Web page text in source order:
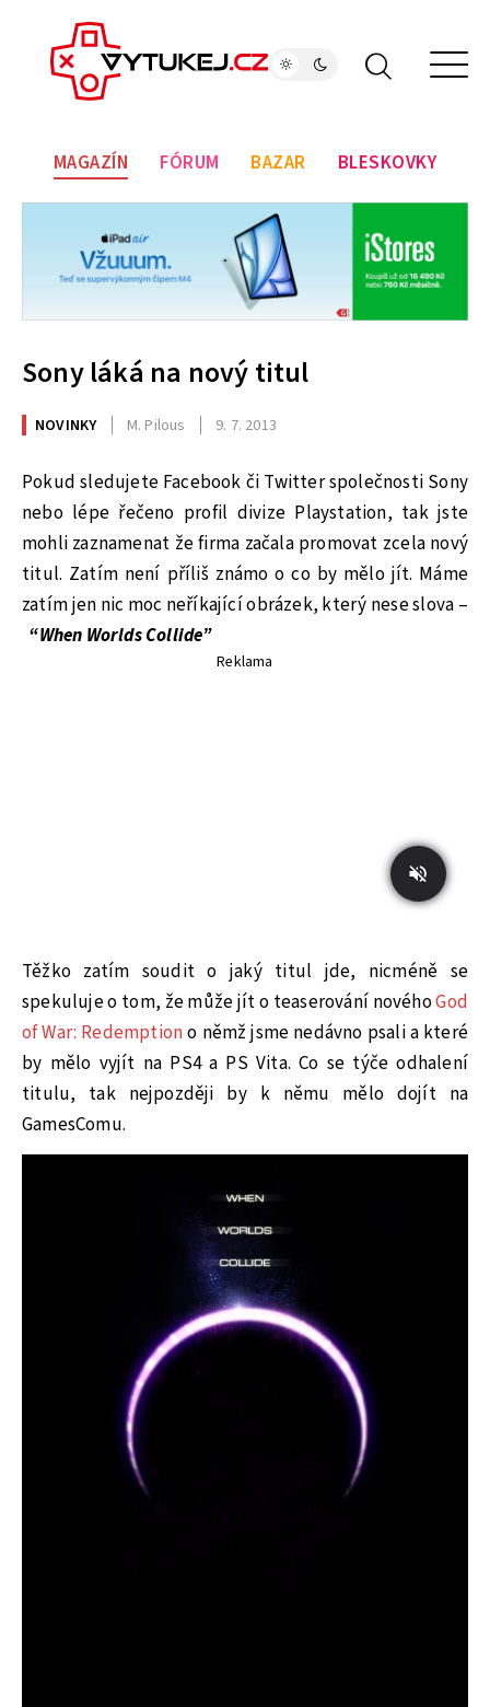
MAGAZÍN FÓRUM BAZAR BLESKOVKY
Sony láká na nový titul
NOVINKY M. Pilous 9. 7. 2013
Pokud sledujete Facebook či Twitter společnosti Sony
nebo lépe řečeno profil divize Playstation, tak jste
mohli zaznamenat že firma začala promovat zcela nový
titul. Zatím není příliš známo o co by mělo jít. Máme
zatím jen nic moc neříkající obrázek, který nese slova –
“When Worlds Collide”
Reklama
Těžko zatím soudit o jaký titul jde, nicméně se
spekuluje o tom, že může jít o teaserování novéhoGod
of War: Redemptiono němž jsme nedávno psali a které
by mělo vyjít na PS4 a PS Vita. Co se týče odhalení
titulu, tak nejpozději by k němu mělo dojít na
GamesComu.